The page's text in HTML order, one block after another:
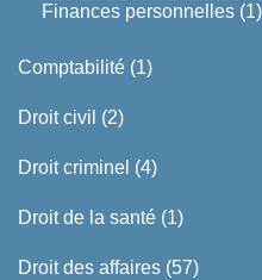
Finances personnelles (1)
Comptabilité (1)
Droit civil (2)
Droit criminel (4)
Droit de la santé (1)
Droit des affaires (57)